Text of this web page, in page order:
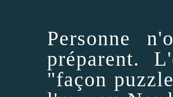
Personne
préparent.
"façon